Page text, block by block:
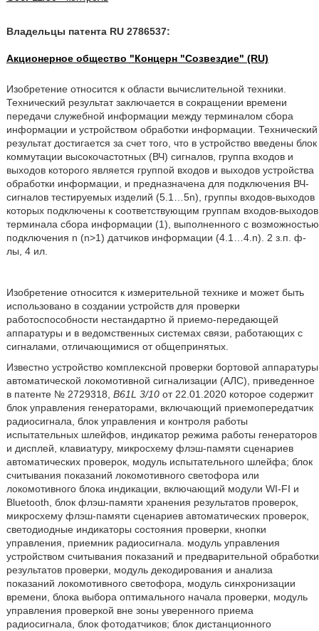
Владельцы патента RU 2786537:
Акционерное общество "Концерн "Созвездие" (RU)
Изобретение относится к области вычислительной техники.
Технический результат заключается в сокращении времени
передачи служебной информации между терминалом сбора
информации и устройством обработки информации. Технический
результат достигается за счет того, что в устройство введены блок
коммутации высокочастотных (ВЧ) сигналов, группа входов и
выходов которого является группой входов и выходов устройства
обработки информации, и предназначена для подключения ВЧ-
сигналов тестируемых изделий (5.1…5n), группы входов-выходов
которых подключены к соответствующим группам входов-выходов
терминала сбора информации (1), выполненного с возможностью
подключения n (n>1) датчиков информации (4.1…4.n). 2 з.п. ф-
лы, 4 ил.
Изобретение относится к измерительной технике и может быть
использовано в создании устройств для проверки
работоспособности нестандартно й приемо-передающей
аппаратуры и в ведомственных системах связи, работающих с
сигналами, отличающимися от общепринятых.
Известно устройство комплексной проверки бортовой аппаратуры
автоматической локомотивной сигнализации (АЛС), приведенное
в патенте № 2729318, B61L 3/10от 22.01.2020 которое содержит
блок управления генераторами, включающий приемопередатчик
радиосигнала, блок управления и контроля работы
испытательных шлейфов, индикатор режима работы генераторов
и дисплей, клавиатуру, микросхему флэш-памяти сценариев
автоматических проверок, модуль испытательного шлейфа; блок
считывания показаний локомотивного светофора или
локомотивного блока индикации, включающий модули WI-FI и
Bluetooth, блок флэш-памяти хранения результатов проверок,
микросхему флэш-памяти сценариев автоматических проверок,
светодиодные индикаторы состояния проверки, кнопки
управления, приемник радиосигнала. модуль управления
устройством считывания показаний и предварительной обработки
результатов проверки, модуль декодирования и анализа
показаний локомотивного светофора, модуль синхронизации
времени, блока выбора оптимального начала проверки, модуль
управления проверкой вне зоны уверенного приема
радиосигнала, блок фотодатчиков; блок дистанционного